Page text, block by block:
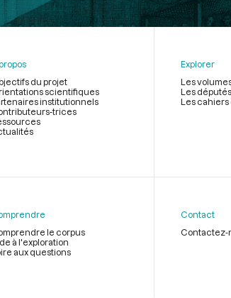
du projet
scientifiques
institutionnels
trices
Explorer
Les
Les députés
Les
le corpus
à l'exploration
aux questions
Contact
Contactez-